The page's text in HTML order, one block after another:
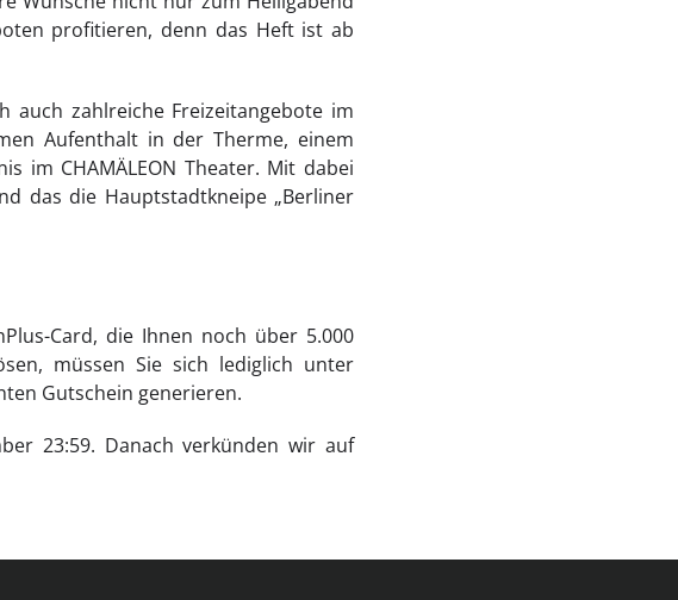
profitieren, denn das Heft ist ab
auch zahlreiche Freizeitangebote im
Aufenthalt in der Therme, einem
im CHAMÄLEON Theater. Mit dabei
das die Hauptstadtkneipe „Berliner
Card, die Ihnen noch über 5.000
müssen Sie sich lediglich unter
Gutschein generieren.
23:59. Danach verkünden wir auf